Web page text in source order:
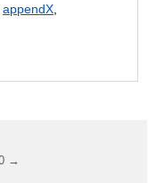
appendX
→